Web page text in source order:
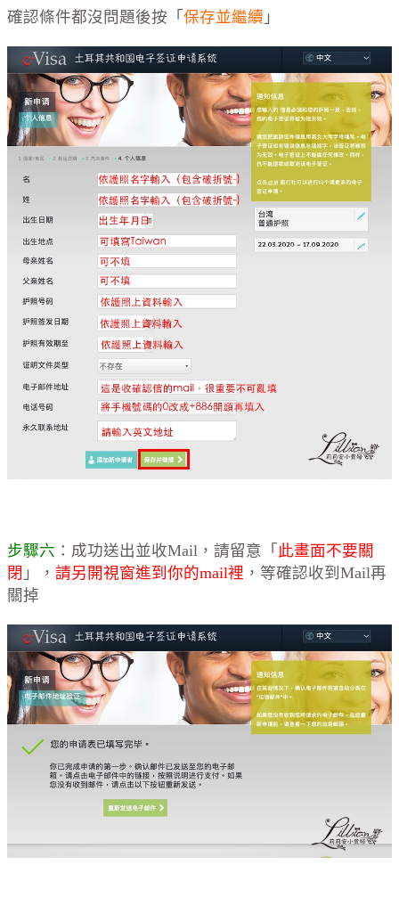
確認條件都沒問題後按「保存並繼續 」
步驟六 ：成功送出並收Mail，請留意「此畫面不要關
閉 」， 請另開視窗進到你的mail裡 ，等確認收到Mail再
關掉